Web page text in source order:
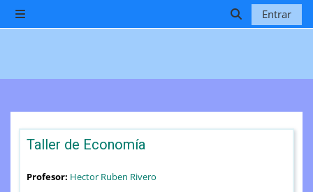
Salta al contenido principal
Panel lateral
Selector de
Entrar
Taller de Economía
Profesor: Hector Ruben Rivero